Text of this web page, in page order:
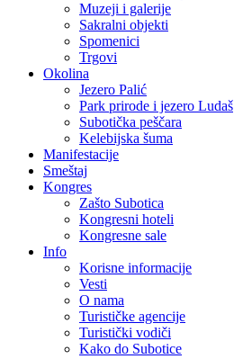
Muzeji i galerije
Sakralni objekti
Spomenici
Trgovi
Okolina
Jezero Palić
Park prirode i jezero Ludaš
Subotička peščara
Kelebijska šuma
Manifestacije
Smeštaj
Kongres
Zašto Subotica
Kongresni hoteli
Kongresne sale
Info
Korisne informacije
Vesti
O nama
Turističke agencije
Turistički vodiči
Kako do Subotice